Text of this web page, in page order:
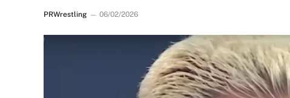
PRWrestling 06/02/2026